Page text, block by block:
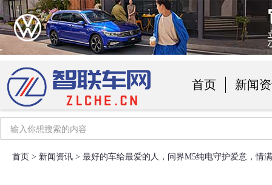
首页 新闻
首页 > 新闻资讯 > 最好的车给最爱的人，问界M5纯电守护爱意，情